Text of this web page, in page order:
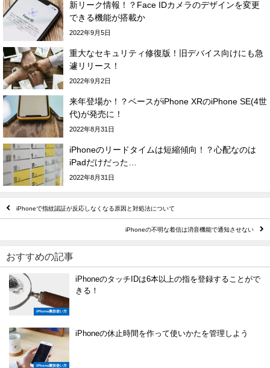
新リーク情報！？Face IDカメラのデザインを変更
できる機能が搭載か
2022年9月5日
重大なセキュリティ修復版！旧デバイス向けにも急
遽リリース！
2022年9月2日
来年登場か！？ベースがiPhone XRのiPhone SE(4世
代)が発売に！
2022年8月31日
iPhoneのリードタイムは短縮傾向！？心配なのは
iPadだけだった…
2022年8月31日
iPhoneで指紋認証が反応しなくなる原因と対処法について
iPhoneの不明な着信は消音機能で通知させない
おすすめの記事
iPhone裏技使い方
iPhoneのタッチIDは6本以上の指を登録することがで
きる！
iPhone裏技使い方
iPhoneの休止時間を作って使いかたを管理しよう